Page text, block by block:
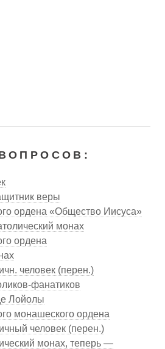
веры
ордена «Общество Иисуса»
монах
ордена
человек (перен.)
фанатиков
Лойолы
монашеского ордена
человек (перен.)
монах, теперь —